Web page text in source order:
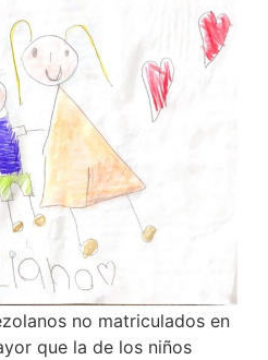
no matriculados en
que la de los niños